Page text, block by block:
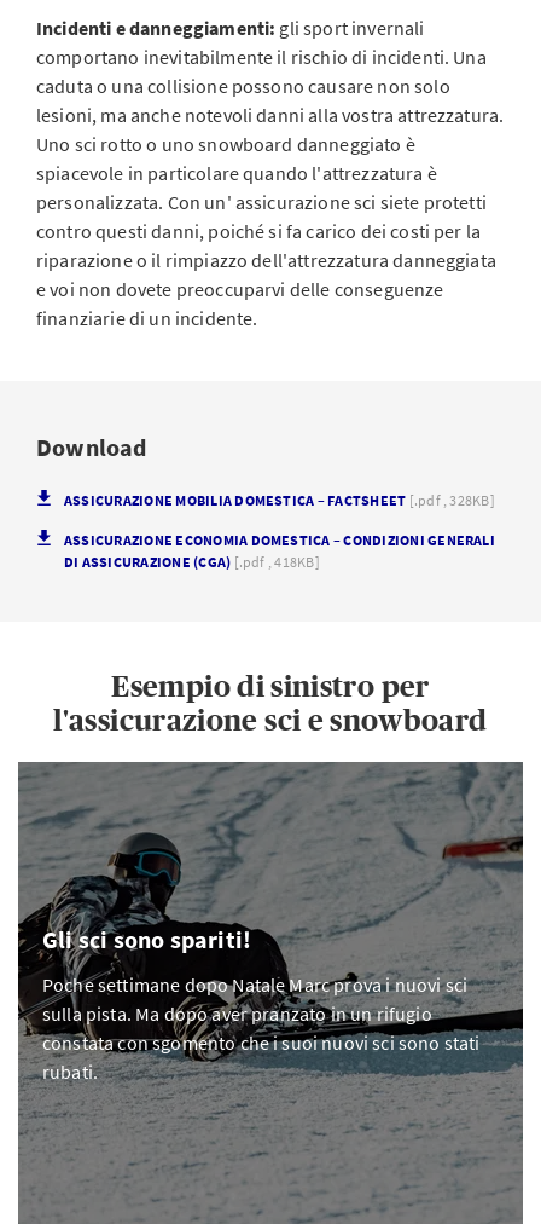
Incidenti e danneggiamenti: gli sport invernali
comportano inevitabilmente il rischio di incidenti. Una
caduta o una collisione possono causare non solo
lesioni, ma anche notevoli danni alla vostra attrezzatura.
Uno sci rotto o uno snowboard danneggiato è
spiacevole in particolare quando l'attrezzatura è
personalizzata. Con un' assicurazione sci siete protetti
contro questi danni, poiché si fa carico dei costi per la
riparazione o il rimpiazzo dell'attrezzatura danneggiata
e voi non dovete preoccuparvi delle conseguenze
finanziarie di un incidente.
Download
ASSICURAZIONE MOBILIA DOMESTICA – FACTSHEET [.pdf , 328KB]
ASSICURAZIONE ECONOMIA DOMESTICA – CONDIZIONI GENERALI
DI ASSICURAZIONE (CGA) [.pdf , 418KB]
Esempio di sinistro per
l'assicurazione sci e snowboard
Gli sci sono spariti!
Poche settimane dopo Natale Marc prova i nuovi sci
sulla pista. Ma dopo aver pranzato in un rifugio
constata con sgomento che i suoi nuovi sci sono stati
rubati.